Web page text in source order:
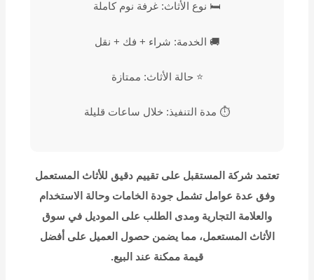
🛏️ نوع الأثاث: غرفة نوم كاملة
🚚 الخدمة: شراء + فك + نقل
⭐ حالة الأثاث: ممتازة
⏱️ مدة التنفيذ: خلال ساعات قليلة
تعتمد شركة المستقبل على تقييم دقيق للأثاث المستعمل
وفق عدة عوامل تشمل جودة الخامات وحالة الاستخدام
والعلامة التجارية ومدى الطلب على الموديل في سوق
الأثاث المستعمل، مما يضمن حصول العميل على أفضل
قيمة ممكنة عند البيع.